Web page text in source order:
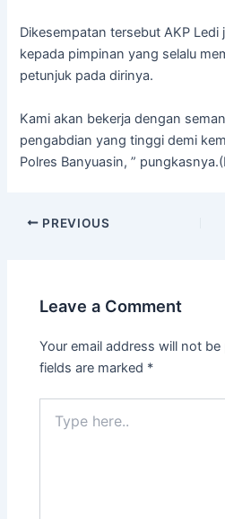
Dikesempatan tersebut AKP Ledi
kepada pimpinan yang selalu
petunjuk pada dirinya.
Kami akan bekerja dengan
pengabdian yang tinggi demi
Polres Banyuasin, ”
PREVIOUS
Leave a Comment
Your email address will not be
fields are marked *
here..